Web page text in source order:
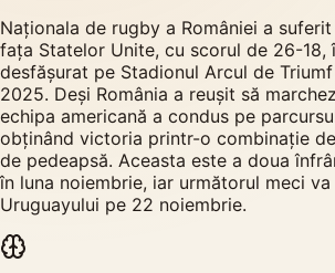
Naționala de rugby a României a
fața Statelor Unite, cu scorul de 26-18,
desfășurat pe Stadionul Arcul de
2025. Deși România a reușit să
echipa americană a condus pe
obținând victoria printr-o combinație
de pedeapsă. Aceasta este a doua
în luna noiembrie, iar următorul meci
Uruguayului pe 22 noiembrie.